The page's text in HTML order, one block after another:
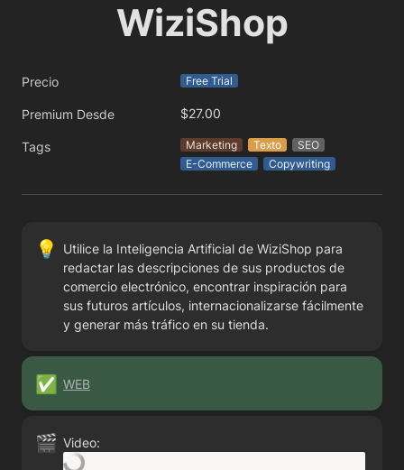
WiziShop
Precio Free Trial
Premium Desde $27.00
Tags Marketing Texto
SEO
E-Commerce
Copywriting
💡
Utilice la Inteligencia Artificial de WiziShop para
redactar las descripciones de sus productos de
comercio electrónico, encontrar inspiración para
sus futuros artículos, internacionalizarse fácilmente
y generar más tráfico en su tienda.
✅ WEB
🎬 Video: